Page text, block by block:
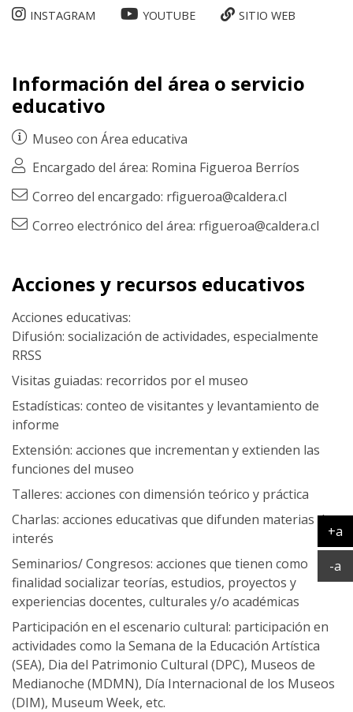
INSTAGRAM YOUTUBE SITIO WEB
Información del área o servicio
educativo
Museo con Área educativa
Encargado del área: Romina Figueroa Berríos
Correo del encargado: rfigueroa@caldera.cl
Correo electrónico del área: rfigueroa@caldera.cl
Acciones y recursos educativos
Acciones educativas:
Difusión: socialización de actividades, especialmente
RRSS
Visitas guiadas: recorridos por el museo
Estadísticas: conteo de visitantes y levantamiento de
informe
Extensión: acciones que incrementan y extienden las
funciones del museo
Talleres: acciones con dimensión teórico y práctica
Charlas: acciones educativas que difunden materias de
interés
Seminarios/ Congresos: acciones que tienen como
finalidad socializar teorías, estudios, proyectos y
experiencias docentes, culturales y/o académicas
Participación en el escenario cultural: participación en
actividades como la Semana de la Educación Artística
(SEA), Dia del Patrimonio Cultural (DPC), Museos de
Medianoche (MDMN), Día Internacional de los Museos
(DIM), Museum Week, etc.
+a
-a